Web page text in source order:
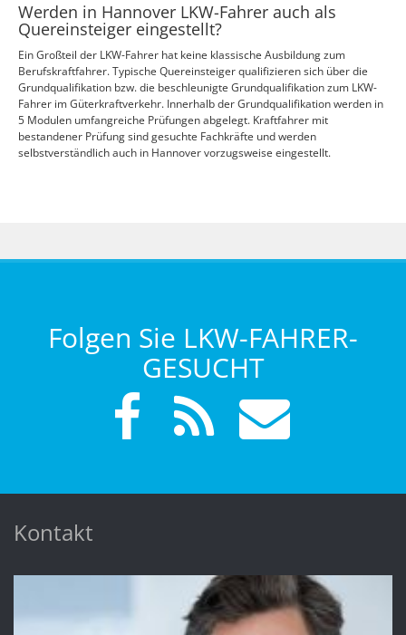
Werden in Hannover LKW-Fahrer auch als
Quereinsteiger eingestellt?
Ein Großteil der LKW-Fahrer hat keine klassische Ausbildung zum
Berufskraftfahrer. Typische Quereinsteiger qualifizieren sich über die
Grundqualifikation bzw. die beschleunigte Grundqualifikation zum LKW-
Fahrer im Güterkraftverkehr. Innerhalb der Grundqualifikation werden in
5 Modulen umfangreiche Prüfungen abgelegt. Kraftfahrer mit
bestandener Prüfung sind gesuchte Fachkräfte und werden
selbstverständlich auch in Hannover vorzugsweise eingestellt.
Folgen Sie LKW-FAHRER-
GESUCHT
Kontakt